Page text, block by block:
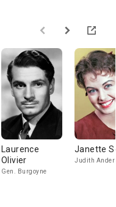
Laurence
Olivier
Gen. Burgoyne
Janette
Judith